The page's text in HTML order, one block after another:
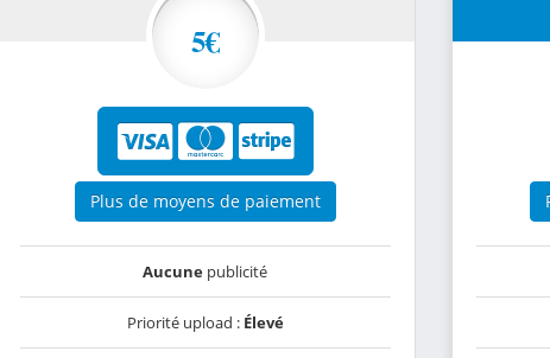
5€
Plus de moyens de paiement
Aucune publicité
Priorité upload : Élevé